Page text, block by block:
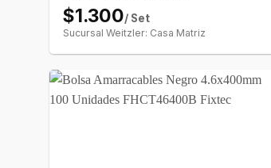
$1.300/ Set
Sucursal Weitzler: Casa Matriz